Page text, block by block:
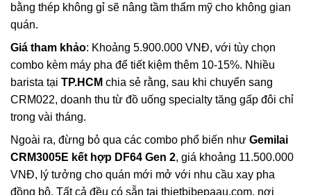
bằng thép không gỉ sẽ nâng tầm thẩm mỹ cho không gian
quán.
Giá tham khảo: Khoảng 5.900.000 VNĐ, với tùy chọn
combo kèm máy pha để tiết kiệm thêm 10-15%. Nhiều
barista tại TP.HCM chia sẻ rằng, sau khi chuyển sang
CRM022, doanh thu từ đồ uống specialty tăng gấp đôi chỉ
trong vài tháng.
Ngoài ra, đừng bỏ qua các combo phổ biến như Gemilai
CRM3005E kết hợp DF64 Gen 2, giá khoảng 11.500.000
VNĐ, lý tưởng cho quán mới mở với nhu cầu xay pha
đồng bộ. Tất cả đều có sẵn tại thietbibepaau.com, nơi